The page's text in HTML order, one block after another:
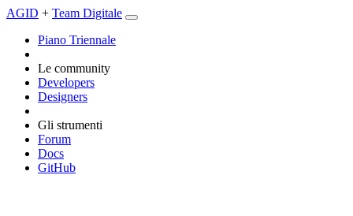
AGID + Team Digitale
Piano Triennale
Le community
Developers
Designers
Gli strumenti
Forum
Docs
GitHub